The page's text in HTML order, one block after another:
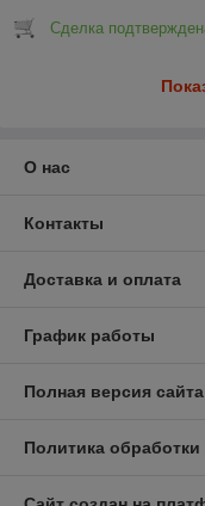
Сделка
О нас
Контакты
Доставка и оплата
График работы
Полная версия сайта
Политика